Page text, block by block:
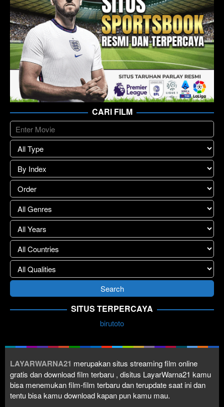
CARI FILM
SITUS TERPERCAYA
birutoto
LAYARWARNA21 merupakan situs streaming film online
gratis dan download film terbaru , disitus LayarWarna21 kamu
bisa menemukan film-film terbaru dan terupdate saat ini dan
tentu bisa kamu download kapan pun kamu mau.